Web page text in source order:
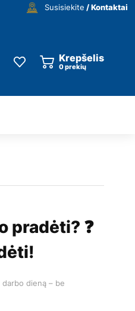
Susisiekite / Kontaktai
Krepšelis
0prekių
pradėti? ❓
dieną – be